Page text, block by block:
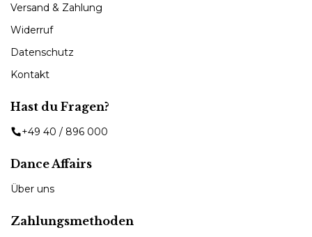
Versand & Zahlung
Widerruf
Datenschutz
Kontakt
Hast du Fragen?
+49 40 / 896 000
Dance Affairs
Über uns
Zahlungsmethoden